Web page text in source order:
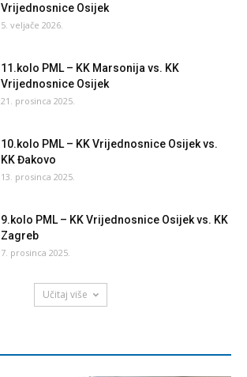
Vrijednosnice Osijek
5. veljače 2026.
11.kolo PML – KK Marsonija vs. KK
Vrijednosnice Osijek
21. prosinca 2025.
10.kolo PML – KK Vrijednosnice Osijek vs.
KK Đakovo
13. prosinca 2025.
9.kolo PML – KK Vrijednosnice Osijek vs. KK
Zagreb
7. prosinca 2025.
Učitaj više